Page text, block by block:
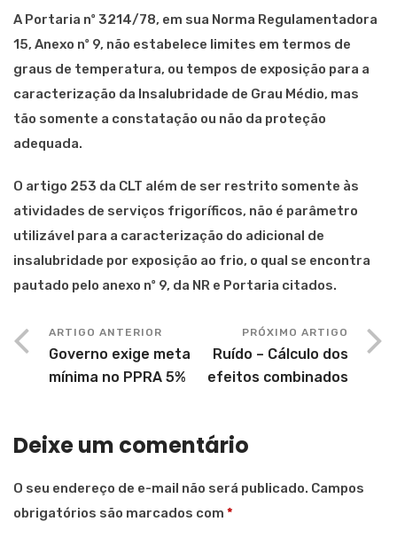
A Portaria nº 3214/78, em sua Norma Regulamentadora
15, Anexo nº 9, não estabelece limites em termos de
graus de temperatura, ou tempos de exposição para a
caracterização da Insalubridade de Grau Médio, mas
tão somente a constatação ou não da proteção
adequada.
O artigo 253 da CLT além de ser restrito somente às
atividades de serviços frigoríficos, não é parâmetro
utilizável para a caracterização do adicional de
insalubridade por exposição ao frio, o qual se encontra
pautado pelo anexo nº 9, da NR e Portaria citados.
ARTIGO ANTERIOR
Governo exige meta
mínima no PPRA 5%
PRÓXIMO ARTIGO
Ruído – Cálculo dos
efeitos combinados
Deixe um comentário
O seu endereço de e-mail não será publicado. Campos
obrigatórios são marcados com *